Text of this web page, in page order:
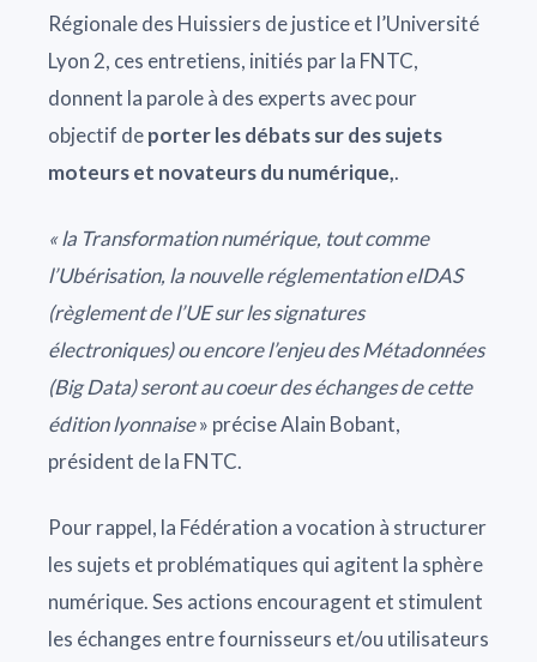
Régionale des Huissiers de justice et l’Université
Lyon 2, ces entretiens, initiés par la FNTC,
donnent la parole à des experts avec pour
objectif deporter les débats sur des sujets
moteurs et novateurs du numérique,.
« la Transformation numérique, tout comme
l’Ubérisation, la nouvelle réglementation eIDAS
(règlement de l’UE sur les signatures
électroniques) ou encore l’enjeu des Métadonnées
(Big Data) seront au coeur des échanges de cette
édition lyonnaise» précise Alain Bobant,
président de la FNTC.
Pour rappel, la Fédération a vocation à structurer
les sujets et problématiques qui agitent la sphère
numérique. Ses actions encouragent et stimulent
les échanges entre fournisseurs et/ou utilisateurs